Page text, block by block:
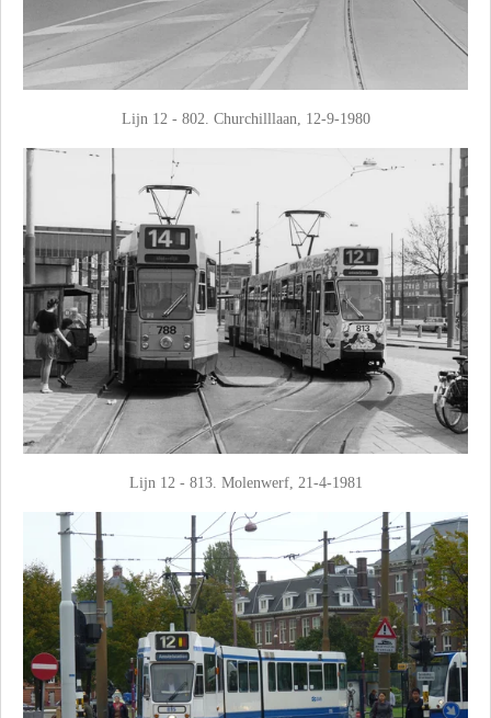
Lijn 12 - 802. Churchilllaan, 12-9-1980
Lijn 12 - 813. Molenwerf, 21-4-1981